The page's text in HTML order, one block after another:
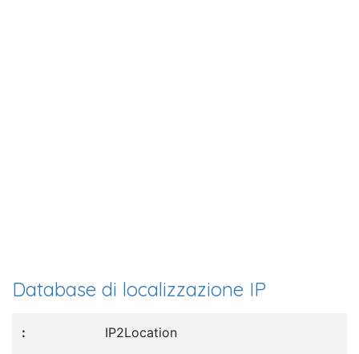
Database di localizzazione IP
IP2Location